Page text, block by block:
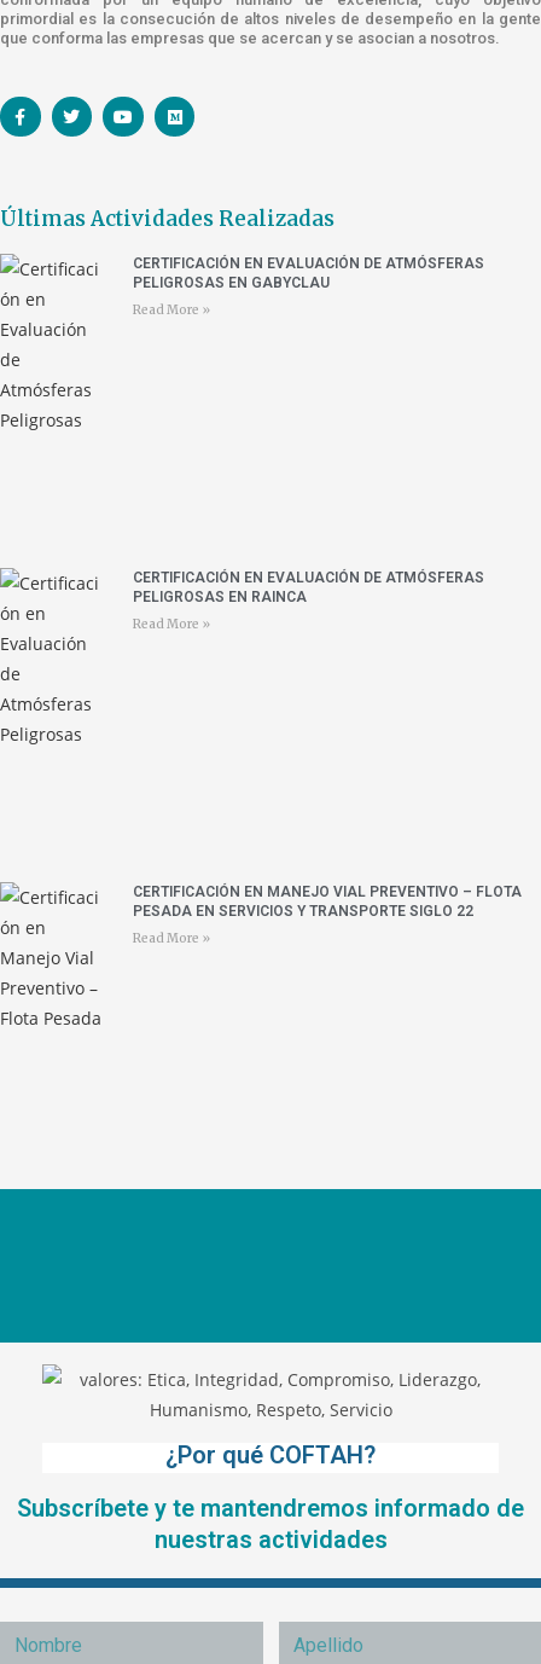
primordial es la consecución de altos niveles de desempeño en la gente
que conforma las empresas que se acercan y se asocian a nosotros.
Últimas Actividades Realizadas
CERTIFICACIÓN EN EVALUACIÓN DE ATMÓSFERAS
PELIGROSAS EN GABYCLAU
Read More »
CERTIFICACIÓN EN EVALUACIÓN DE ATMÓSFERAS
PELIGROSAS EN RAINCA
Read More »
CERTIFICACIÓN EN MANEJO VIAL PREVENTIVO – FLOTA
PESADA EN SERVICIOS Y TRANSPORTE SIGLO 22
Read More »
¿Por qué COFTAH?
Subscríbete y te mantendremos informado de
nuestras actividades